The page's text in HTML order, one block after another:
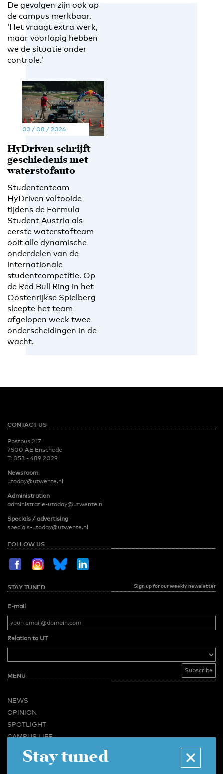
De gevolgen zijn ook op
de campus merkbaar.
‘Het vraagt extra werk,
maar voorlopig hebben
we de situatie onder
controle.’
03 / 08 / 2026
HyDriven schrijft
geschiedenis met
waterstofauto
Studententeam
HyDriven voltooide
tijdens de Formula
Student Austria als
eerste waterstofteam
ooit alle dynamische
onderdelen van de
internationale
studentcompetitie. Op
de Red Bull Ring in het
Oostenrijkse Spielberg
sleepte het team
afgelopen week twee
onderscheidingen in de
wacht.
CONTACT US
Postbus 217
7500 AE Enschede
T: 053 - 489 2029
Newsroom
utoday@utwente.nl
Administration
administratie-utoday@utwente.nl
Specials / advertising
specials-utoday@utwente.nl
FOLLOW US
STAY TUNED Sign up for our weekly newsletter
E-mail
Relation to UT
MENU
NEWS
OPINION
SPOTLIGHT
CAMPUS LIFE
VIDEOStay tuned